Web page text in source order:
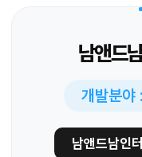
남앤드
개발분
남앤드남인